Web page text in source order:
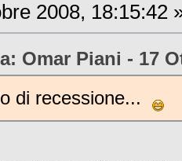
2008, 18:15:42
Omar Piani - 17
di recessione...